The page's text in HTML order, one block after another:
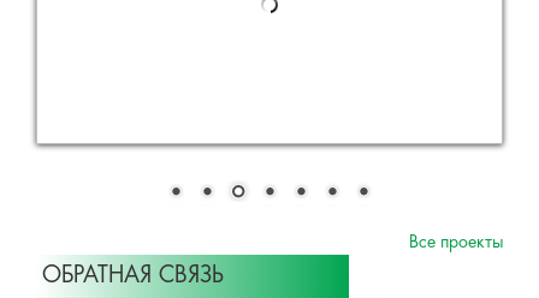
Все проекты
ОБРАТНАЯ СВЯЗЬ